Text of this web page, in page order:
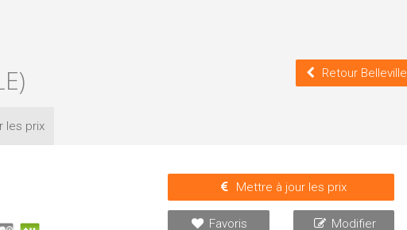
Retour Belleville
les prix
Mettre à jour les prix
Favoris Modifier